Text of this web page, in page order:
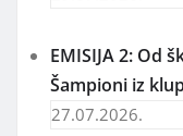
Među
mladić iz Niša
29.07.2026.